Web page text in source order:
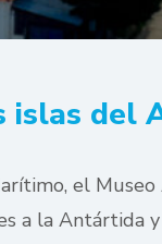
islas del
el
a la Antártida